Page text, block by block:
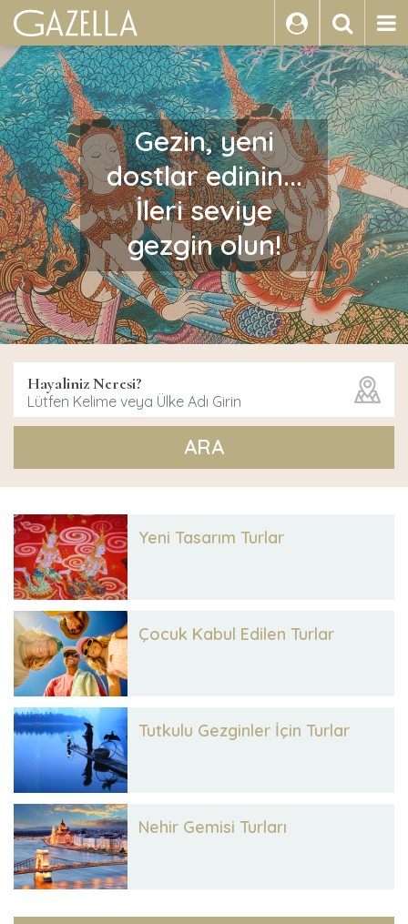
ARA
Gezin, yeni
dostlar edinin...
İleri seviye
gezgin olun!
Hayaliniz Neresi?
ARA
Yeni Tasarım Turlar
Çocuk Kabul Edilen Turlar
Tutkulu Gezginler İçin Turlar
Nehir Gemisi Turları